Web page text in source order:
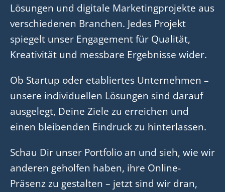
Lösungen und digitale Marketingprojekte aus
verschiedenen Branchen. Jedes Projekt
spiegelt unser Engagement für Qualität,
Kreativität und messbare Ergebnisse wider.
Ob Startup oder etabliertes Unternehmen –
unsere individuellen Lösungen sind darauf
ausgelegt, Deine Ziele zu erreichen und
einen bleibenden Eindruck zu hinterlassen.
Schau Dir unser Portfolio an und sieh, wie wir
anderen geholfen haben, ihre Online-
Präsenz zu gestalten – jetzt sind wir dran,